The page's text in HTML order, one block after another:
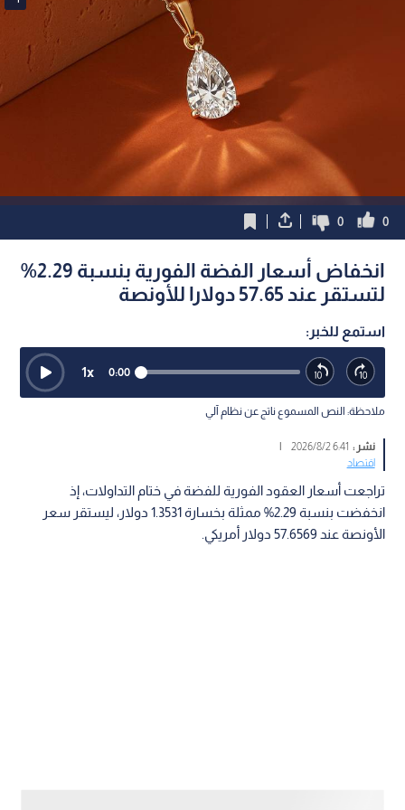
0
0
انخفاض أسعار الفضة الفورية بنسبة 2.29%
لتستقر عند 57.65 دولارا للأونصة
استمع للخبر:
0:00
1x
ملاحظة: النص المسموع ناتج عن نظام آلي
نشر : 6:41 2026/8/2
|
اقتصاد
تراجعت أسعار العقود الفورية للفضة في ختام التداولات، إذ
انخفضت بنسبة 2.29% ممثلة بخسارة 1.3531 دولار، ليستقر سعر
الأونصة عند 57.6569 دولار أمريكي.